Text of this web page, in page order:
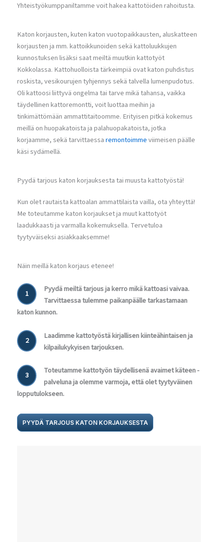
Yhteistyökumppaniltamme voit hakea kattotöiden rahoitusta.
Katon korjausten, kuten katon vuotopaikkausten, aluskatteen
korjausten ja mm. kattoikkunoiden sekä kattoluukkujen
kunnostuksen lisäksi saat meiltä muutkin kattotyöt
Kokkolassa. Kattohuolloista tärkeimpiä ovat katon puhdistus
roskista, vesikourujen tyhjennys sekä talvella lumenpudotus.
Oli kattoosi liittyvä ongelma tai tarve mikä tahansa, vaikka
täydellinen kattoremontti, voit luottaa meihin ja
tinkimättömään ammattitaitoomme. Erityisen pitkä kokemus
meillä on huopakatoista ja palahuopakatoista, jotka
korjaamme, sekä tarvittaessaremontoimmeviimeisen päälle
käsi sydämellä.
Pyydä tarjous katon korjauksesta tai muusta kattotyöstä!
Kun olet rautaista kattoalan ammattilaista vailla, ota yhteyttä!
Me toteutamme katon korjaukset ja muut kattotyöt
laadukkaasti ja varmalla kokemuksella. Tervetuloa
tyytyväiseksi asiakkaaksemme!
Näin meillä katon korjaus etenee!
1
Pyydä meiltä tarjous ja kerro mikä kattoasi vaivaa.
Tarvittaessa tulemme paikanpäälle tarkastamaan
katon kunnon.
2
Laadimme kattotyöstä kirjallisen kiinteähintaisen ja
kilpailukykyisen tarjouksen.
3
Toteutamme kattotyön täydellisenä avaimet käteen -
palveluna ja olemme varmoja, että olet tyytyväinen
lopputulokseen.
PYYDÄ TARJOUS KATON KORJAUKSESTA